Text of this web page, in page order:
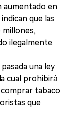
aumentado en
que las
millones,
ilegalmente.
una ley
cual prohibirá
comprar tabaco
que